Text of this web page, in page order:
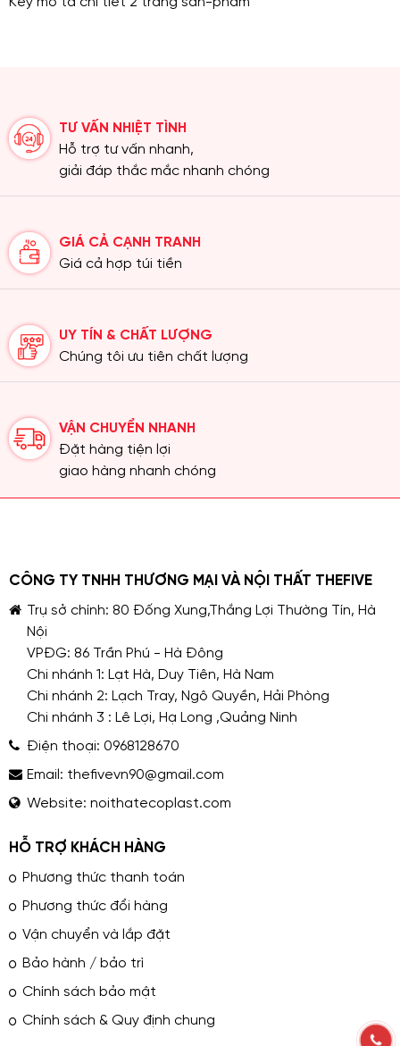
TƯ VẤN NHIỆT TÌNH
Hỗ trợ tư vấn nhanh,
giải đáp thắc mắc nhanh chóng
GIÁ CẢ CẠNH TRANH
Giá cả hợp túi tiền
UY TÍN & CHẤT LƯỢNG
Chúng tôi ưu tiên chất lượng
VẬN CHUYỂN NHANH
Đặt hàng tiện lợi
giao hàng nhanh chóng
CÔNG TY TNHH THƯƠNG MẠI VÀ NỘI THẤT THEFIVE
Trụ sở chính: 80 Đống Xung,Thắng Lợi Thường Tín, Hà
Nội
VPĐG: 86 Trần Phú - Hà Đông
Chi nhánh 1: Lạt Hà, Duy Tiên, Hà Nam
Chi nhánh 2: Lạch Tray, Ngô Quyền, Hải Phòng
Chi nhánh 3 : Lê Lợi, Hạ Long ,Quảng Ninh
Điện thoại: 0968128670
Email: thefivevn90@gmail.com
Website: noithatecoplast.com
HỖ TRỢ KHÁCH HÀNG
Phương thức thanh toán
Phương thức đổi hàng
Vận chuyển và lắp đặt
Bảo hành / bảo trì
Chính sách bảo mật
Chính sách & Quy định chung